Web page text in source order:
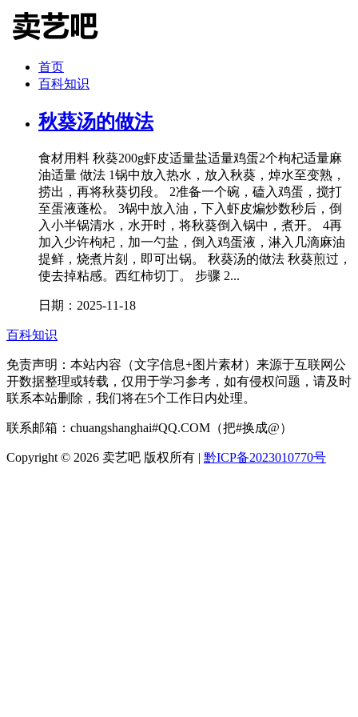
首页
百科知识
秋葵汤的做法
食材用料 秋葵200g虾皮适量盐适量鸡蛋2个枸杞适量麻
油适量 做法 1锅中放入热水，放入秋葵，焯水至变熟，
捞出，再将秋葵切段。 2准备一个碗，磕入鸡蛋，搅打
至蛋液蓬松。 3锅中放入油，下入虾皮煸炒数秒后，倒
入小半锅清水，水开时，将秋葵倒入锅中，煮开。 4再
加入少许枸杞，加一勺盐，倒入鸡蛋液，淋入几滴麻油
提鲜，烧煮片刻，即可出锅。 秋葵汤的做法 秋葵煎过，
使去掉粘感。西红柿切丁。 步骤 2...
日期：2025-11-18
百科知识
免责声明：本站内容（文字信息+图片素材）来源于互联网公
开数据整理或转载，仅用于学习参考，如有侵权问题，请及时
联系本站删除，我们将在5个工作日内处理。
联系邮箱：chuangshanghai#QQ.COM（把#换成@）
Copyright © 2026 卖艺吧 版权所有 | 黔ICP备2023010770号